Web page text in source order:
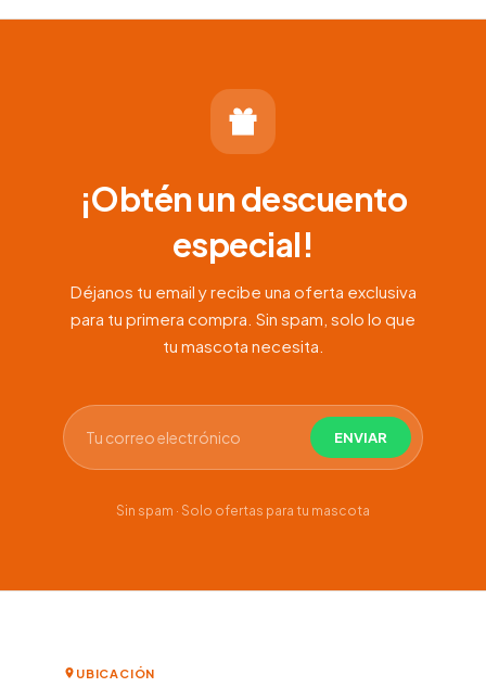
¡Obtén un descuento
especial!
Déjanos tu email y recibe una oferta exclusiva
para tu primera compra. Sin spam, solo lo que
tu mascota necesita.
Sin spam · Solo ofertas para tu mascota
UBICACIÓN